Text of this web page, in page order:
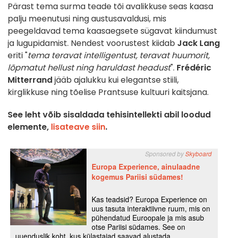
Pärast tema surma teade tõi avalikkuse seas kaasa
palju meenutusi ning austusavaldusi, mis
peegeldavad tema kaasaegsete sügavat kiindumust
ja lugupidamist. Nendest voorustest kiidab Jack Lang
eriti "tema teravat intelligentust, teravat huumorit,
lõpmatut hellust ning haruldast headust". Frédéric
Mitterrandjääb ajalukku kui elegantse stiili,
kirglikkuse ning tõelise Prantsuse kultuuri kaitsjana.
See leht võib sisaldada tehisintellekti abil loodud
elemente, lisateave siin.